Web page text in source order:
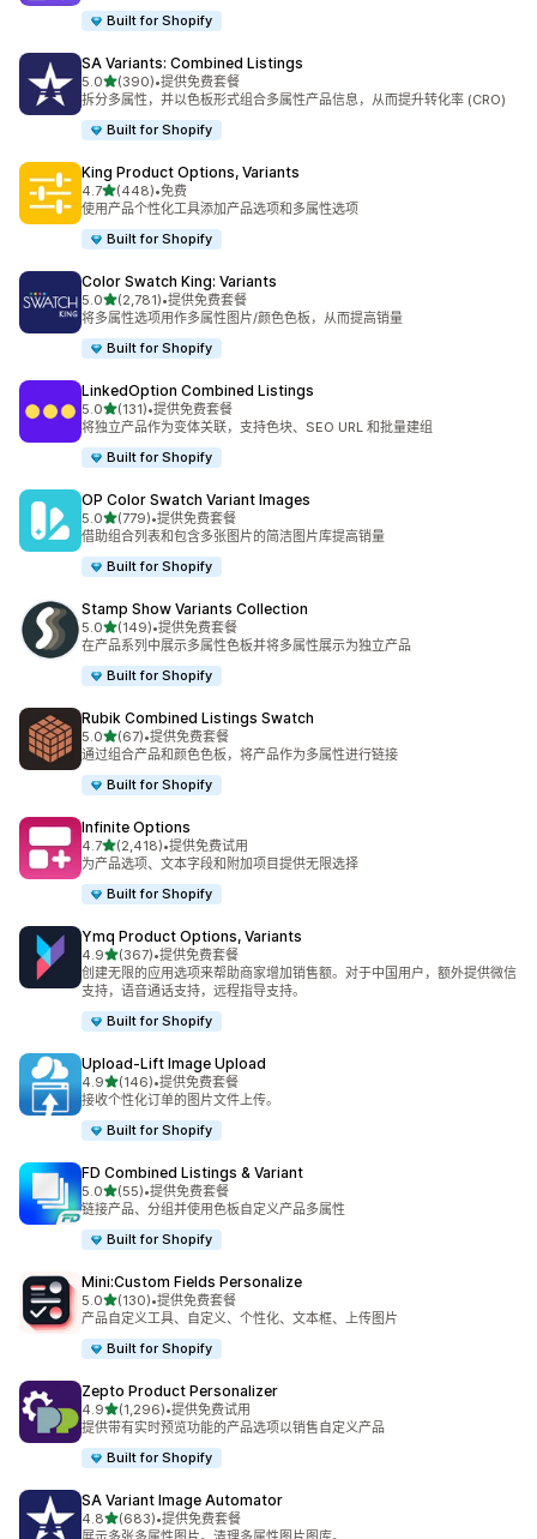
Built for Shopify
SA Variants: Combined Listings
5.0星（满分 5 星）
(390)
总共 390 条评论
•提供免费套餐
拆分多属性，并以色板形式组合多属性产品信息，从而提升转化率 (CRO)
Built for Shopify
King Product Options, Variants
4.7星（满分 5 星）
(448)
总共 448 条评论
•免费
使用产品个性化工具添加产品选项和多属性选项
Built for Shopify
Color Swatch King: Variants
5.0星（满分 5 星）
(2,781)
总共 2781 条评论
•提供免费套餐
将多属性选项用作多属性图片/颜色色板，从而提高销量
Built for Shopify
LinkedOption Combined Listings
5.0星（满分 5 星）
(131)
总共 131 条评论
•提供免费套餐
将独立产品作为变体关联，支持色块、SEO URL 和批量建组
Built for Shopify
OP Color Swatch Variant Images
5.0星（满分 5 星）
(779)
总共 779 条评论
•提供免费套餐
借助组合列表和包含多张图片的简洁图片库提高销量
Built for Shopify
Stamp Show Variants Collection
5.0星（满分 5 星）
(149)
总共 149 条评论
•提供免费套餐
在产品系列中展示多属性色板并将多属性展示为独立产品
Built for Shopify
Rubik Combined Listings Swatch
5.0星（满分 5 星）
(67)
总共 67 条评论
•提供免费套餐
通过组合产品和颜色色板，将产品作为多属性进行链接
Built for Shopify
Infinite Options
4.7星（满分 5 星）
(2,418)
总共 2418 条评论
•提供免费试用
为产品选项、文本字段和附加项目提供无限选择
Built for Shopify
Ymq Product Options, Variants
4.9星（满分 5 星）
(367)
总共 367 条评论
•提供免费套餐
创建无限的应用选项来帮助商家增加销售额。对于中国用户，额外提供微信
支持，语音通话支持，远程指导支持。
Built for Shopify
Upload‑Lift Image Upload
4.9星（满分 5 星）
(146)
总共 146 条评论
•提供免费套餐
接收个性化订单的图片文件上传。
Built for Shopify
FD Combined Listings & Variant
5.0星（满分 5 星）
(55)
总共 55 条评论
•提供免费套餐
链接产品、分组并使用色板自定义产品多属性
Built for Shopify
Mini:Custom Fields Personalize
5.0星（满分 5 星）
(130)
总共 130 条评论
•提供免费套餐
产品自定义工具、自定义、个性化、文本框、上传图片
Built for Shopify
Zepto Product Personalizer
4.9星（满分 5 星）
(1,296)
总共 1296 条评论
•提供免费试用
提供带有实时预览功能的产品选项以销售自定义产品
Built for Shopify
SA Variant Image Automator
4.8星（满分 5 星）
(683)
总共 683 条评论
•提供免费套餐